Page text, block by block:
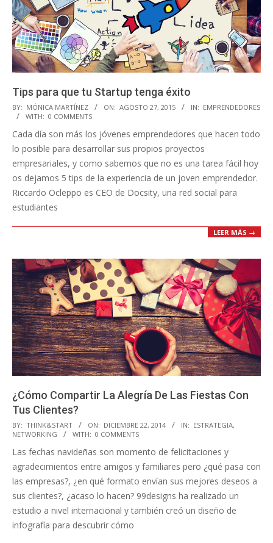
Tips para que tu Startup tenga éxito
2015-
08-
27
BY: MÓNICA MARTÍNEZ ON: AGOSTO 27, 2015 IN: EMPRENDEDORES
WITH: 0 COMMENTS
Cada día son más los jóvenes emprendedores que hacen todo
lo posible para desarrollar sus propios proyectos
empresariales, y como sabemos que no es una tarea fácil hoy
os dejamos 5 tips de la experiencia de un joven emprendedor.
Riccardo Ocleppo es CEO de Docsity, una red social para
estudiantes
LEER MÁS →
¿Cómo Compartir La Alegría De Las Fiestas Con
Tus Clientes?
2014-
12-
22
BY: THINK&START ON: DICIEMBRE 22, 2014 IN: ESTRATEGIA,
NETWORKING
WITH: 0 COMMENTS
Las fechas navideñas son momento de felicitaciones y
agradecimientos entre amigos y familiares pero ¿qué pasa con
las empresas?, ¿en qué formato envían sus mejores deseos a
sus clientes?, ¿acaso lo hacen? 99designs ha realizado un
estudio a nivel internacional y también creó un diseño de
infografía para descubrir cómo